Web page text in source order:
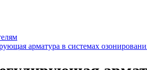
арматура в системах